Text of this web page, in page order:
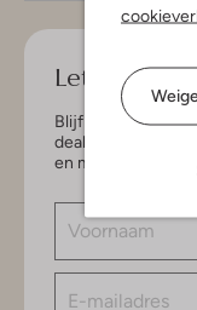
Let's keep
Blijf op de hoogte
deals, speciaal
en maak kans op